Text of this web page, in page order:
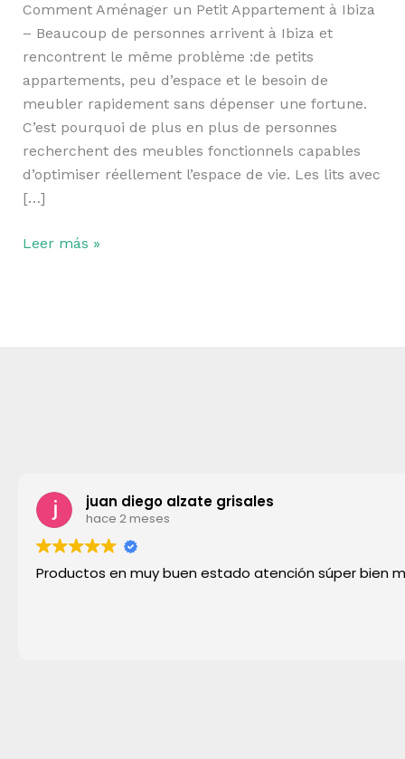
Comment Aménager un Petit Appartement à Ibiza
– Beaucoup de personnes arrivent à Ibiza et
rencontrent le même problème :de petits
appartements, peu d’espace et le besoin de
meubler rapidement sans dépenser une fortune.
C’est pourquoi de plus en plus de personnes
recherchent des meubles fonctionnels capables
d’optimiser réellement l’espace de vie. Les lits avec
[…]
Ibiza
Leer más »
juan diego alzate grisales
hace 2 meses
Productos en muy buen estado atención súper bien